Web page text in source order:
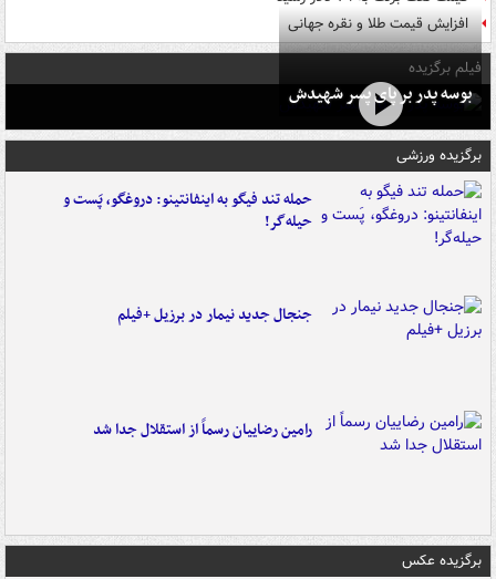
افزایش قیمت طلا و نقره جهانی
فیلم برگزیده
بوسه‌ پدر بر پای پسر شهیدش
برگزیده ورزشی
حمله تند فیگو به اینفانتینو: دروغگو، پَست‌ و
حیله‌گر!
جنجال جدید نیمار در برزیل +فیلم
رامین رضاییان رسماً از استقلال جدا شد
برگزیده عکس